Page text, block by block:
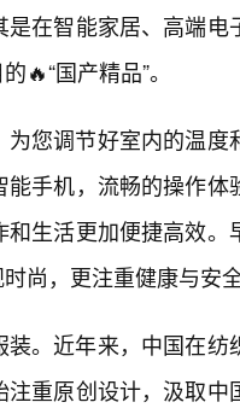
在智能家居、高端电
🔥“国产精品”。
您调节好室内的温度
手机，流畅的操作体
生活更加便捷高效。
尚，更注重健康与安全
。近年来，中国在纺
重原创设计，汲取中